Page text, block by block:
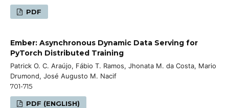
PDF
Ember: Asynchronous Dynamic Data Serving for
PyTorch Distributed Training
Patrick O. C. Araújo, Fábio T. Ramos, Jhonata M. da Costa, Mario
Drumond, José Augusto M. Nacif
701-715
PDF (ENGLISH)